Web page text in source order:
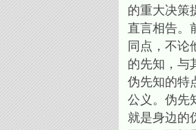
的重大决策
直言相告。
同点，不论
的先知，与
伪先知的特
公义。伪先
就是身边的